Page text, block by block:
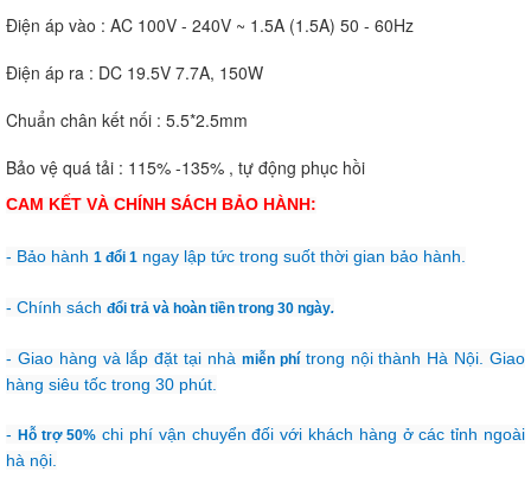
Điện áp vào : AC 100V - 240V ~ 1.5A (1.5A) 50 - 60Hz
Điện áp ra : DC 19.5V 7.7A, 150W
Chuẩn chân kết nối : 5.5*2.5mm
Bảo vệ quá tải : 115% -135% , tự động phục hồi
CAM KẾT VÀ CHÍNH SÁCH BẢO HÀNH:
- Bảo hành 1 đổi 1 ngay lập tức trong suốt thời gian bảo hành.
- Chính sách đổi trả và hoàn tiền trong 30 ngày.
- Giao hàng và lắp đặt tại nhà miễn phítrong nội thành Hà Nội. Giao
hàng siêu tốc trong 30 phút.
- Hỗ trợ 50% chi phí vận chuyển đối với khách hàng ở các tỉnh ngoài
hà nội.